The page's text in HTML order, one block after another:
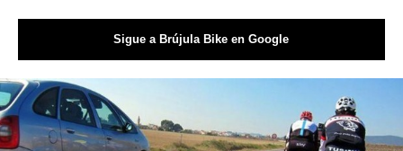
Sigue a Brújula Bike en Google